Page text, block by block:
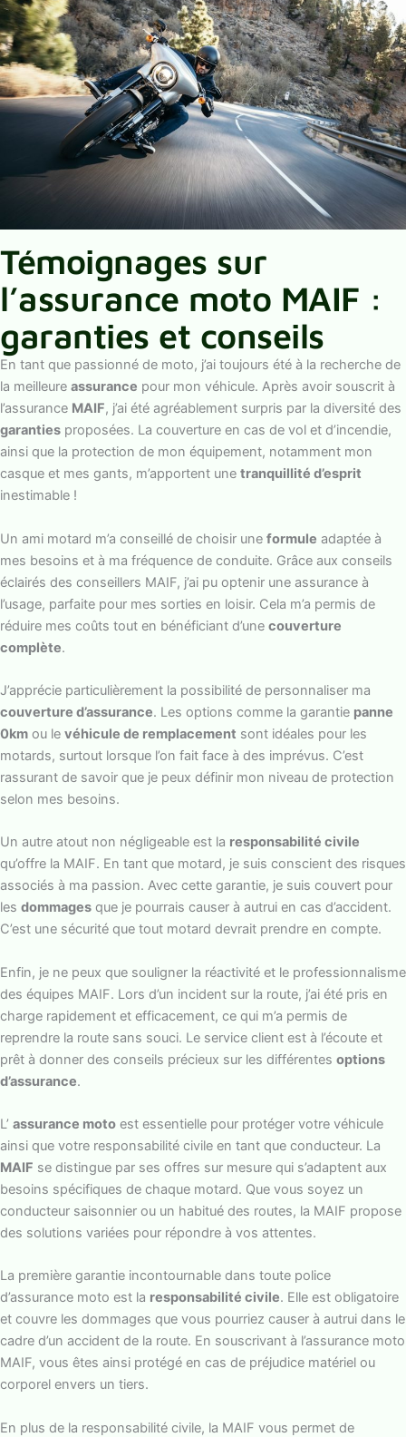
Témoignages sur
l’assurance moto MAIF :
garanties et conseils
En tant que passionné de moto, j’ai toujours été à la recherche de
la meilleure assurance pour mon véhicule. Après avoir souscrit à
l’assurance MAIF, j’ai été agréablement surpris par la diversité des
garanties proposées. La couverture en cas de vol et d’incendie,
ainsi que la protection de mon équipement, notamment mon
casque et mes gants, m’apportent une tranquillité d’esprit
inestimable !
Un ami motard m’a conseillé de choisir une formule adaptée à
mes besoins et à ma fréquence de conduite. Grâce aux conseils
éclairés des conseillers MAIF, j’ai pu optenir une assurance à
l’usage, parfaite pour mes sorties en loisir. Cela m’a permis de
réduire mes coûts tout en bénéficiant d’une couverture
complète.
J’apprécie particulièrement la possibilité de personnaliser ma
couverture d’assurance. Les options comme la garantie panne
0km ou le véhicule de remplacement sont idéales pour les
motards, surtout lorsque l’on fait face à des imprévus. C’est
rassurant de savoir que je peux définir mon niveau de protection
selon mes besoins.
Un autre atout non négligeable est la responsabilité civile
qu’offre la MAIF. En tant que motard, je suis conscient des risques
associés à ma passion. Avec cette garantie, je suis couvert pour
les dommages que je pourrais causer à autrui en cas d’accident.
C’est une sécurité que tout motard devrait prendre en compte.
Enfin, je ne peux que souligner la réactivité et le professionnalisme
des équipes MAIF. Lors d’un incident sur la route, j’ai été pris en
charge rapidement et efficacement, ce qui m’a permis de
reprendre la route sans souci. Le service client est à l’écoute et
prêt à donner des conseils précieux sur les différentes options
d’assurance.
L’ assurance moto est essentielle pour protéger votre véhicule
ainsi que votre responsabilité civile en tant que conducteur. La
MAIF se distingue par ses offres sur mesure qui s’adaptent aux
besoins spécifiques de chaque motard. Que vous soyez un
conducteur saisonnier ou un habitué des routes, la MAIF propose
des solutions variées pour répondre à vos attentes.
La première garantie incontournable dans toute police
d’assurance moto est la responsabilité civile. Elle est obligatoire
et couvre les dommages que vous pourriez causer à autrui dans le
cadre d’un accident de la route. En souscrivant à l’assurance moto
MAIF, vous êtes ainsi protégé en cas de préjudice matériel ou
corporel envers un tiers.
En plus de la responsabilité civile, la MAIF vous permet de